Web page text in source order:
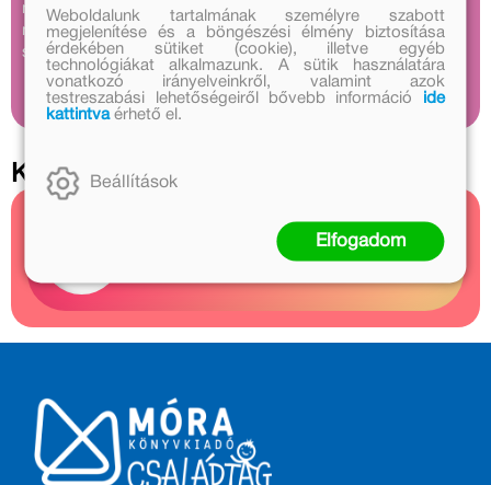
mozaikokban egy teljes ifjúkor rajzolódik ki, rávilágítva,
mi minden befolyásolja egy fiatal fejlődését,
személyiségének változását.
Kapcsolódó cikkek
Kapcsolódó cikkek
Weboldalunk tartalmának személyre szabott
megjelenítése és a böngészési élmény biztosítása
érdekében sütiket (cookie), illetve egyéb
technológiákat alkalmazunk. A sütik használatára
vonatkozó irányelveinkről, valamint azok
testreszabási lehetőségeiről bővebb információ
ide
kattintvaérhető el.
Beállítások
Elfogadom